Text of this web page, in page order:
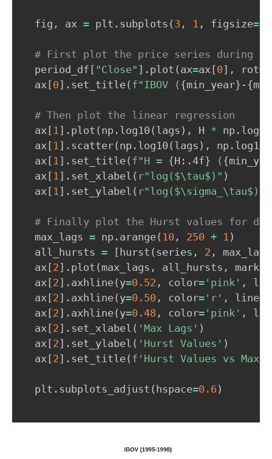
  fig
, ax = plt . subplots ( 3 , 1 , figsize=
# First plot the price series during
  period_df
[ "Close" ] . plot ( ax=ax [0 ] , rot=
  ax
[0 ] . set_title( f"IBOV ( {min_year} -{
# Then plot the linear regression
  ax
[ 1 ] . plot ( np . log10 ( lags ) , H * np . log10
  ax
[ 1 ] . scatter( np . log10 ( lags ) , np . log10
  ax
[ 1 ] . set_title( f"H = {H : .4f} ( {
  ax
[ 1 ] . set_xlabel ( r"log($\tau$)" )
  ax
[ 1 ] . set_ylabel ( r"log($\sigma_\tau$)"
# Finally plot the Hurst values for
  max_lags
= np . arange( 10 , 250 + 1 )
  all_hursts
= [hurst ( series , 2 , max_lag
  ax
[2 ] . plot ( max_lags , all_hursts , marker
  ax
[2 ] . axhline( y=0.52 , color= 'pink' ,
  ax
[2 ] . axhline( y=0.50 , color= 'r' ,
  ax
[2 ] . axhline( y=0.48 , color= 'pink' ,
  ax
[2 ] . set_xlabel ( 'Max Lags' )
  ax
[2 ] . set_ylabel ( 'Hurst Values' )
  ax
[2 ] . set_title( f'Hurst Values vs Max
  plt
. subplots_adjust ( hspace=0.6 )